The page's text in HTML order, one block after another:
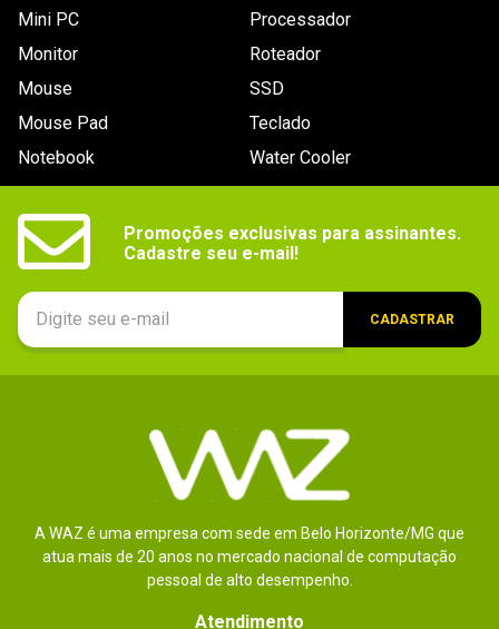
Mini PC
Monitor
Mouse
Mouse Pad
Notebook
Processador
Roteador
SSD
Teclado
Water Cooler
Promoções exclusivas para assinantes.
Cadastre seu e-mail!
CADASTRAR
A WAZ é uma empresa com sede em Belo Horizonte/MG que
atua mais de 20 anos no mercado nacional de computação
pessoal de alto desempenho.
Atendimento
jonsbo
fractal